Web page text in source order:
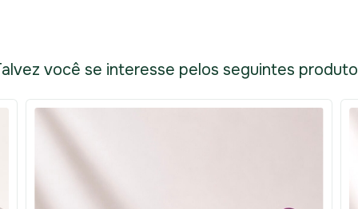
você se interesse pelos seguintes